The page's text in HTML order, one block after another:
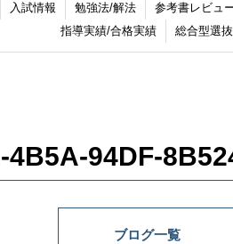
入試情報 勉強法/解法 参考書レビュ
指導実績/合格実績
総合型選抜
4B5A-94DF-
ブログ一覧